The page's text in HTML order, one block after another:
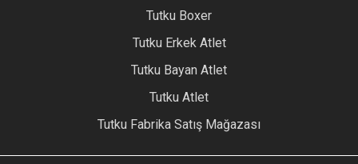
Tutku Boxer
Tutku Erkek Atlet
Tutku Bayan Atlet
Tutku Atlet
Tutku Fabrika Satış Mağazası